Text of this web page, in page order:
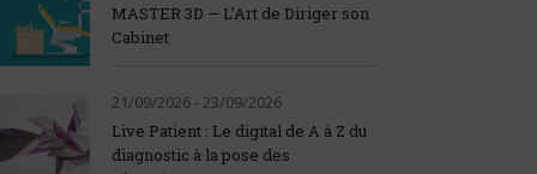
MASTER 3D — L’Art de Diriger son
Cabinet
21/09/2026 - 23/09/2026
Live Patient : Le digital de A à Z du
diagnostic à la pose des